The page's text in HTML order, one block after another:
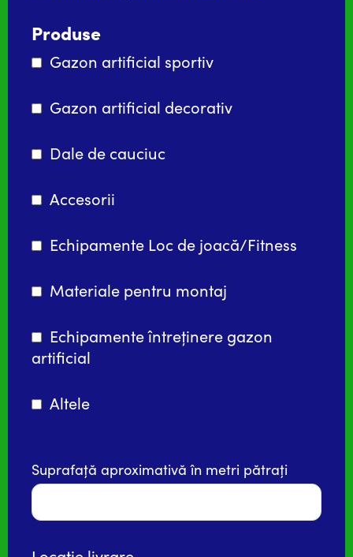
Produse
Gazon artificial sportiv
Gazon artificial decorativ
Dale de cauciuc
Accesorii
Echipamente Loc de joacă/Fitness
Materiale pentru montaj
Echipamente întreținere gazon
artificial
Altele
Suprafață aproximativă în metri pătrați